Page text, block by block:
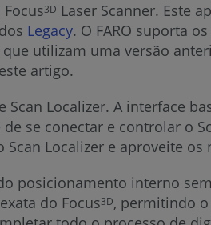
3D Laser Scanner. Este
Legacy. O FARO suporta
utilizam uma versão
artigo.
Localizer. A interface
se conectar e controlar o
Localizer e aproveite os
posicionamento interno
do Focus3D, permitindo